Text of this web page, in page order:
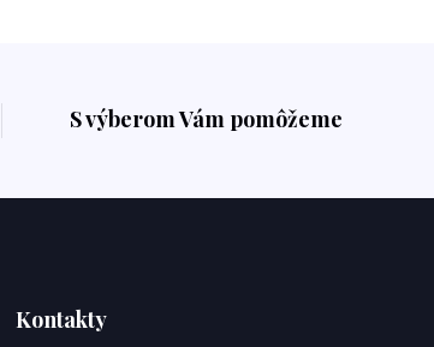
S výberom Vám pomôžeme
Kontakty